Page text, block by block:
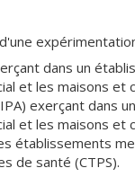
dans un
et les maisons et
exerçant dans
et les maisons et
établissements
de santé (CTPS).